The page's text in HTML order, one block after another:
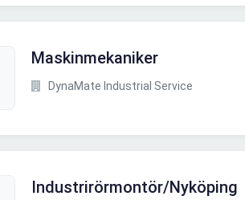
Maskinmekaniker
DynaMate Industrial Service
Industrirörmontör/Nyköping